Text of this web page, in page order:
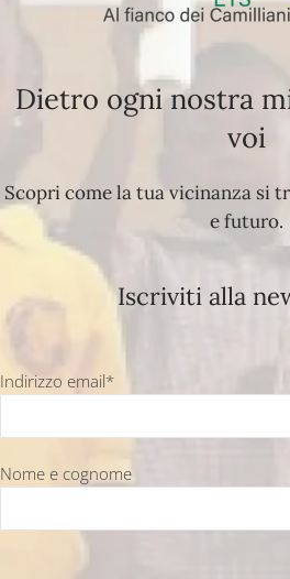
Dietro ogni nostra
voi
Scopri come la tua vicinanza si
e futuro.
Iscriviti alla
Indirizzo email*
Nome e cognome